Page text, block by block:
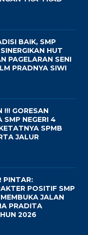
BAIK, SMP
HUT
PAGELARAN SENI
PRADNYA SIWI
!!! GORESAN
SMP NEGERI 4
SPMB
JALUR
PINTAR:
POSITIF SMP
JALAN
PRADITA
2026